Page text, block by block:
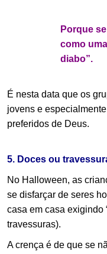
Porque
como
diabo”.
É nesta data que os
jovens e
preferidos de Deus.
5. Doces ou
No Halloween, as
se disfarçar de seres
casa em casa exigindo
travessuras).
A crença é de que se